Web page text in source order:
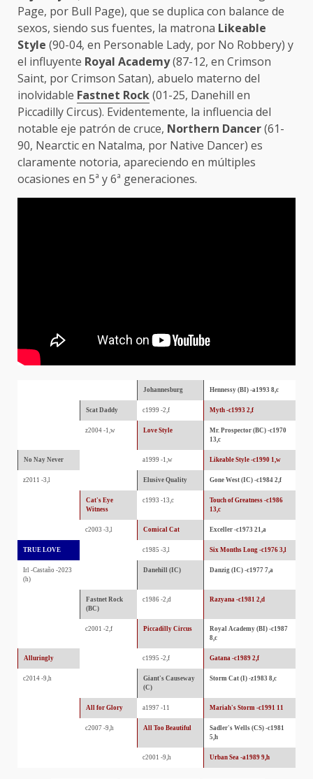
Page, por Bull Page), que se duplica con balance de
sexos, siendo sus fuentes, la matrona Likeable
Style (90-04, en Personable Lady, por No Robbery) y
el influyente Royal Academy(87-12, en Crimson
Saint, por Crimson Satan), abuelo materno del
inolvidable Fastnet Rock(01-25, Danehill en
Piccadilly Circus). Evidentemente, la influencia del
notable eje patrón de cruce, Northern Dancer(61-
90, Nearctic en Natalma, por Native Dancer) es
claramente notoria, apareciendo en múltiples
ocasiones en 5ª y 6ª generaciones.
Johannesburg Hennessy (BI) -a1993 8,c
Scat Daddy c1999 -2,f Myth -c1993 2,f
z2004 -1,w Love Style
Mr. Prospector (BC) -c1970
13,c
No Nay Never a1999 -1,w Likeable Style -c1990 1,w
z2011 -3,l Elusive Quality Gone West (IC) -c1984 2,f
Cat's Eye
Witness
c1993 -13,c
Touch of Greatness -c1986
13,c
c2003 -3,l Comical Cat Exceller -c1973 21,a
TRUE LOVE c1985 -3,l Six Months Long -c1976 3,l
Irl -Castaño -2023
(h)
Danehill (IC) Danzig (IC) -c1977 7,a
Fastnet Rock
(BC)
c1986 -2,d Razyana -c1981 2,d
c2001 -2,f Piccadilly Circus
Royal Academy (BI) -c1987
8,c
Alluringly c1995 -2,f Gatana -c1989 2,f
c2014 -9,h
Giant's Causeway
(C)
Storm Cat (I) -z1983 8,c
All for Glory a1997 -11 Mariah's Storm -c1991 11
c2007 -9,h All Too Beautiful
Sadler's Wells (CS) -c1981
5,h
c2001 -9,h Urban Sea -a1989 9,h